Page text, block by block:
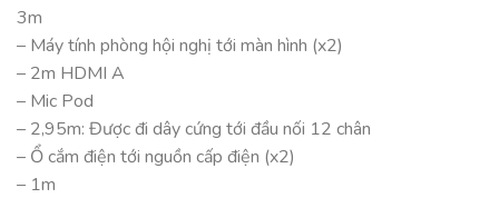
3m
– Máy tính phòng hội nghị tới màn hình (x2)
– 2m HDMI A
– Mic Pod
– 2,95m: Được đi dây cứng tới đầu nối 12 chân
– Ổ cắm điện tới nguồn cấp điện (x2)
– 1m